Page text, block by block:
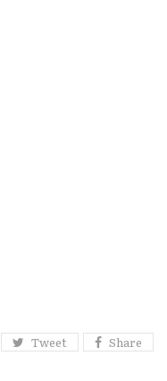
Tweet Share